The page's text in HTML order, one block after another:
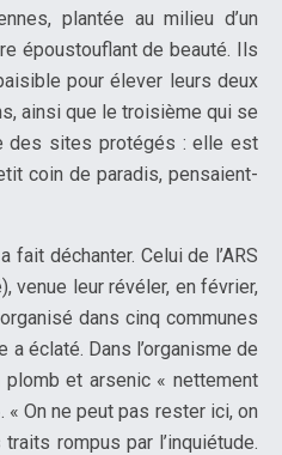
plantée au milieu d’un
époustouflant de beauté. Ils
pour élever leurs deux
ainsi que le troisième qui se
des sites protégés : elle est
coin de paradis, pensaient-
fait déchanter. Celui de l’ARS
venue leur révéler, en février,
dans cinq communes
a éclaté. Dans l’organisme de
et arsenic « nettement
On ne peut pas rester ici, on
rompus par l’inquiétude.